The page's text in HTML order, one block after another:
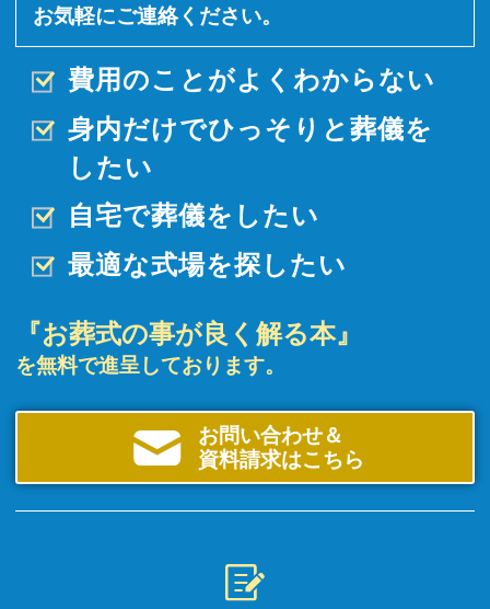
お気軽にご連絡ください。
費用のことがよくわからない
身内だけでひっそりと 葬儀を
したい
自宅で葬儀をしたい
最適な式場を探したい
『お葬式の事が良く解る本』
を無料で進呈しております。
お問い合わせ＆
資料請求はこちら